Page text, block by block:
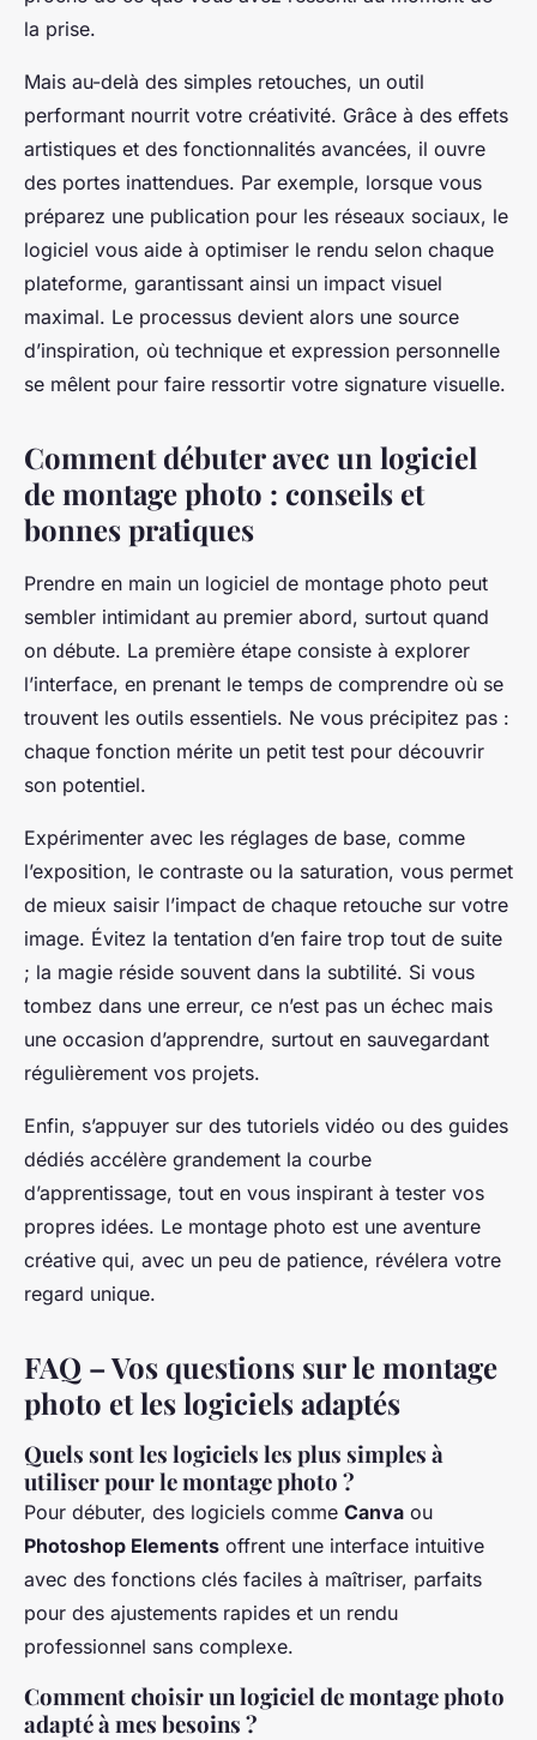
la prise.
Mais au-delà des simples retouches, un outil
performant nourrit votre créativité. Grâce à des effets
artistiques et des fonctionnalités avancées, il ouvre
des portes inattendues. Par exemple, lorsque vous
préparez une publication pour les réseaux sociaux, le
logiciel vous aide à optimiser le rendu selon chaque
plateforme, garantissant ainsi un impact visuel
maximal. Le processus devient alors une source
d’inspiration, où technique et expression personnelle
se mêlent pour faire ressortir votre signature visuelle.
Comment débuter avec un logiciel
de montage photo : conseils et
bonnes pratiques
Prendre en main un logiciel de montage photo peut
sembler intimidant au premier abord, surtout quand
on débute. La première étape consiste à explorer
l’interface, en prenant le temps de comprendre où se
trouvent les outils essentiels. Ne vous précipitez pas :
chaque fonction mérite un petit test pour découvrir
son potentiel.
Expérimenter avec les réglages de base, comme
l’exposition, le contraste ou la saturation, vous permet
de mieux saisir l’impact de chaque retouche sur votre
image. Évitez la tentation d’en faire trop tout de suite
; la magie réside souvent dans la subtilité. Si vous
tombez dans une erreur, ce n’est pas un échec mais
une occasion d’apprendre, surtout en sauvegardant
régulièrement vos projets.
Enfin, s’appuyer sur des tutoriels vidéo ou des guides
dédiés accélère grandement la courbe
d’apprentissage, tout en vous inspirant à tester vos
propres idées. Le montage photo est une aventure
créative qui, avec un peu de patience, révélera votre
regard unique.
FAQ – Vos questions sur le montage
photo et les logiciels adaptés
Quels sont les logiciels les plus simples à
utiliser pour le montage photo ?
Pour débuter, des logiciels comme Canva ou
Photoshop Elements offrent une interface intuitive
avec des fonctions clés faciles à maîtriser, parfaits
pour des ajustements rapides et un rendu
professionnel sans complexe.
Comment choisir un logiciel de montage photo
adapté à mes besoins ?